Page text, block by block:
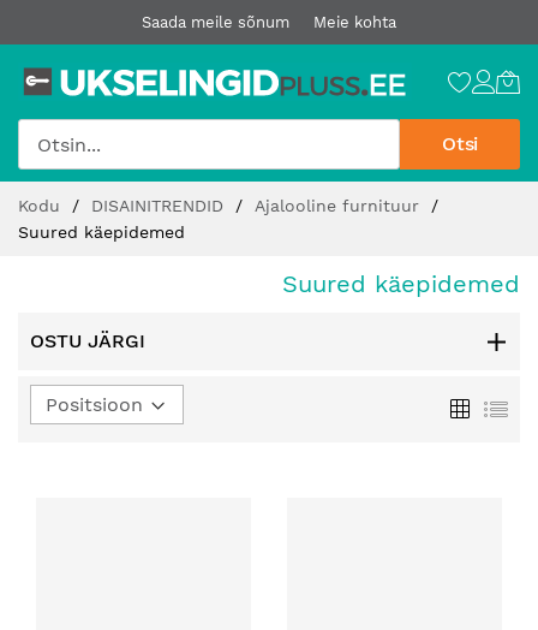
Saada meile sõnum Meie kohta
Otsi
sisu
juurde
Kodu DISAINITRENDID
Ajalooline furnituur
Suured käepidemed
Suured käepidemed
OSTU JÄRGI